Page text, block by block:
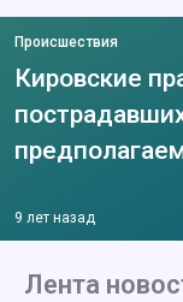
Происшествия
Кировские
9 лет назад
Лента